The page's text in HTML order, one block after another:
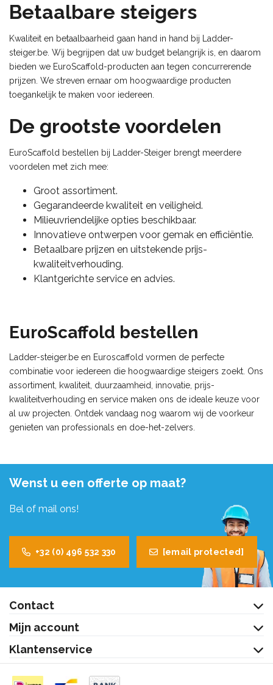
Betaalbare steigers
Kwaliteit en betaalbaarheid gaan hand in hand bij Ladder-
steiger.be. Wij begrijpen dat uw budget belangrijk is, en daarom
bieden we EuroScaffold-producten aan tegen concurrerende
prijzen. We streven ernaar om hoogwaardige producten
toegankelijk te maken voor iedereen.
De grootste voordelen
EuroScaffold bestellen bij Ladder-Steiger brengt meerdere
voordelen met zich mee:
Groot assortiment.
Gegarandeerde kwaliteit en veiligheid.
Milieuvriendelijke opties beschikbaar.
Innovatieve ontwerpen voor gemak en efficiëntie.
Betaalbare prijzen en uitstekende prijs-
kwaliteitverhouding.
Klantgerichte service en advies.
EuroScaffold bestellen
Ladder-steiger.be en Euroscaffold vormen de perfecte
combinatie voor iedereen die hoogwaardige steigers zoekt. Ons
assortiment, kwaliteit, duurzaamheid, innovatie, prijs-
kwaliteitverhouding en service maken ons de ideale keuze voor
al uw projecten. Ontdek vandaag nog waarom wij de voorkeur
genieten van professionals en doe-het-zelvers.
Wenst u een offerte op maat?
Bel of mail ons!
+32 (0) 496 532 330 [email protected]
Contact
Mijn account
Klantenservice